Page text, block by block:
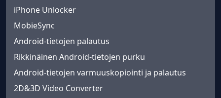
iPhone Unlocker
MobieSync
Android-tietojen palautus
Rikkinäinen Android-tietojen purku
Android-tietojen varmuuskopiointi ja palautus
2D&3D Video Converter